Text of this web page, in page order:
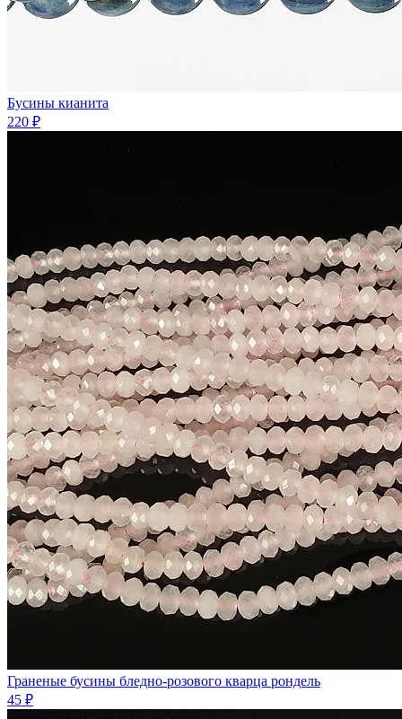
Бусины кианита
220 ₽
Граненые бусины бледно-розового кварца рондель
45 ₽